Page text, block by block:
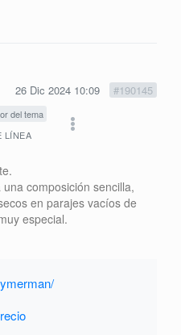
26 Dic 2024 10:09 #190145
del tema
LÍNEA
composición sencilla,
en parajes vacíos de
especial.